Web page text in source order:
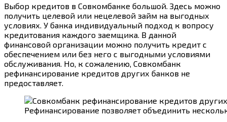
Выбор кредитов в Совкомбанке большой. Здесь можно
получить целевой или нецелевой займ на выгодных
условиях. У банка индивидуальный подход к вопросу
кредитования каждого заемщика. В данной
финансовой организации можно получить кредит с
обеспечением или без него с выгодными условиями
обслуживания. Но, к сожалению, Совкомбанк
рефинансирование кредитов других банков не
предоставляет.
Рефинансирование позволяет объединить